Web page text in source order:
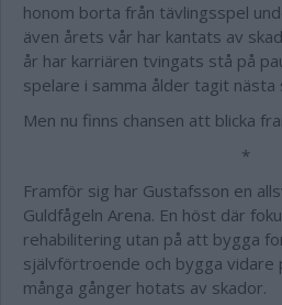
honom borta från tävlingsspel
även årets vår har kantats av
år har karriären tvingats stå på
spelare i samma ålder tagit nästa
Men nu finns chansen att blicka
*
Framför sig har Gustafsson en
Guldfågeln Arena. En höst där
rehabilitering utan på att bygga
självförtroende och bygga vidare
många gånger hotats av skador.